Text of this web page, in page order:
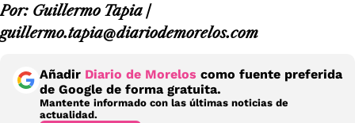
Por: Guillermo Tapia /
guillermo.tapia@diariodemorelos.com
Añadir Diario de Morelos como fuente preferida
de Google de forma gratuita.
Mantente informado con las últimas noticias de
actualidad.